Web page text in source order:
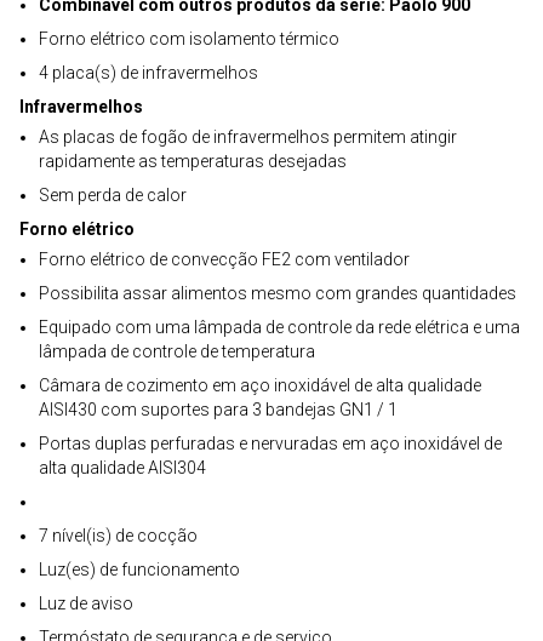
Combinável com outros produtos da série: Paolo 900
Forno elétrico com isolamento térmico
4 placa(s) de infravermelhos
Infravermelhos
As placas de fogão de infravermelhos permitem atingir
rapidamente as temperaturas desejadas
Sem perda de calor
Forno elétrico
Forno elétrico de convecção FE2 com ventilador
Possibilita assar alimentos mesmo com grandes quantidades
Equipado com uma lâmpada de controle da rede elétrica e uma
lâmpada de controle de temperatura
Câmara de cozimento em aço inoxidável de alta qualidade
AISI430 com suportes para 3 bandejas GN1 / 1
Portas duplas perfuradas e nervuradas em aço inoxidável de
alta qualidade AISI304
7 nível(is) de cocção
Luz(es) de funcionamento
Luz de aviso